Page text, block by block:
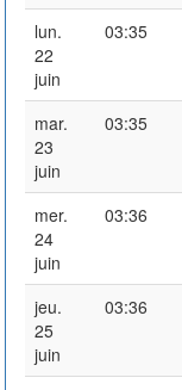
lun.
22
juin
03:35
mar.
23
juin
03:35
mer.
24
juin
03:36
jeu.
25
juin
03:36